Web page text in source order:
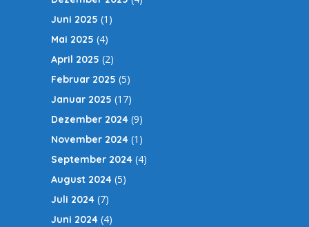
Juni 2025 (1)
Mai 2025 (4)
April 2025 (2)
Februar 2025 (5)
Januar 2025 (17)
Dezember 2024 (9)
November 2024 (1)
September 2024 (4)
August 2024 (5)
Juli 2024 (7)
Juni 2024 (4)